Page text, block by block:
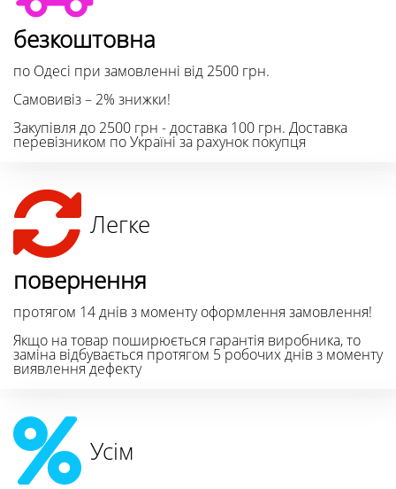
безкоштовна
по Одесі при замовленні від 2500 грн.
Самовивіз – 2% знижки!
Закупівля до 2500 грн - доставка 100 грн. Доставка
перевізником по Україні за рахунок покупця
Легке
повернення
протягом 14 днів з моменту оформлення замовлення!
Якщо на товар поширюється гарантія виробника, то
заміна відбувається протягом 5 робочих днів з моменту
виявлення дефекту
Усім